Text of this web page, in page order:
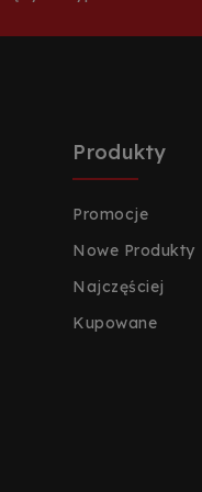
Produkty
Promocje
Nowe Produkty
Najczęściej
Kupowane